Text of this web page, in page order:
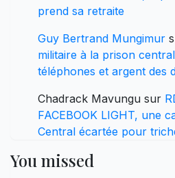
prend sa retraite
Guy Bertrand Mungimur
militaire à la prison
téléphones et argent des
Chadrack Mavungu sur
FACEBOOK LIGHT, une
Central écartée pour
You missed